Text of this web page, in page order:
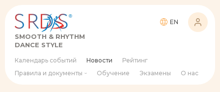
SMOOTH & RHYTHM
DANCE STYLE
EN
Календарь событий Новости
Рейтинг
Правила и документы
Обучение Экзамены О нас